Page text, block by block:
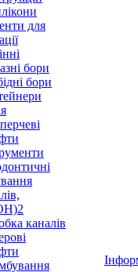
для
бори
бори
каналів